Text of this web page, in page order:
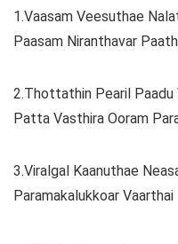
1.Vaasam Veesuthae
Paasam Niranthavar
2.Thottathin Pearil Paadu
Patta Vasthira Ooram
3.Viralgal Kaanuthae
Paramakalukkoar